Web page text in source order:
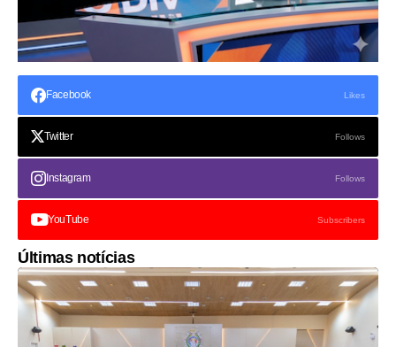
Facebook Likes
Twitter Follows
Instagram Follows
YouTube Subscribers
Últimas notícias